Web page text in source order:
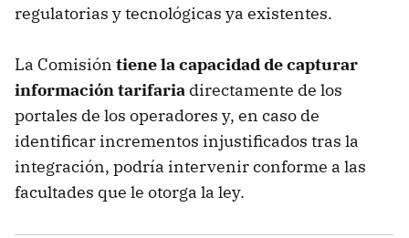
regulatorias y tecnológicas ya existentes.
La Comisión tiene la capacidad de capturar
información tarifaria directamente de los
portales de los operadores y, en caso de
identificar incrementos injustificados tras la
integración, podría intervenir conforme a las
facultades que le otorga la ley.